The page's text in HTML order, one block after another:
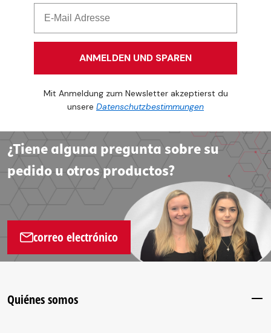
ANMELDEN UND SPAREN
Mit Anmeldung zum Newsletter akzeptierst du
unsere Datenschutzbestimmungen
¿Tiene alguna pregunta sobre su
pedido u otros productos?
correo electrónico
Quiénes somos